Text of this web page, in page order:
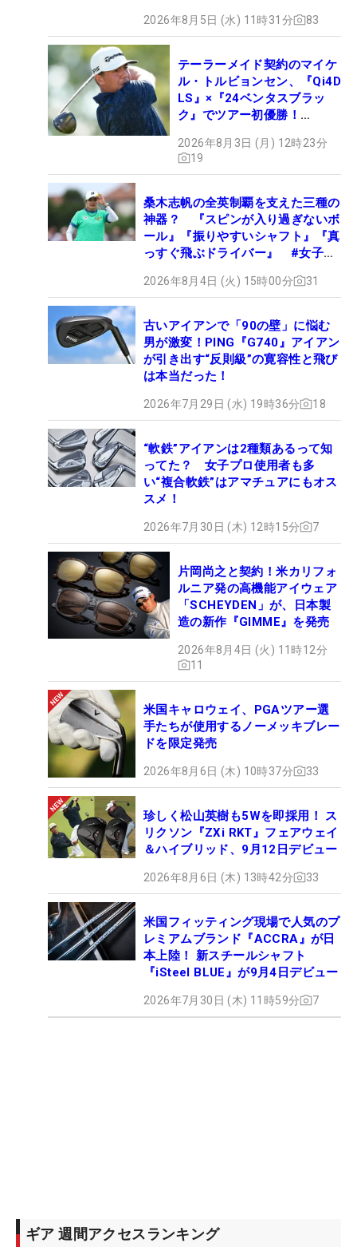
2026年8月5日 (水) 11時31分 83
テーラーメイド契約のマイケ
ル・トルビョンセン、『Qi4D
LS』×『24ベンタスブラッ
ク』でツアー初優勝！
2026年8月3日 (月) 12時23分
19
桑木志帆の全英制覇を支えた三種の
神器？ 『スピンが入り過ぎないボ
ール』『振りやすいシャフト』『真
っすぐ飛ぶドライバー』 #女子プ
2026年8月4日 (火) 15時00分 31
古いアイアンで「90の壁」に悩む
男が激変！PING『G740』アイアン
が引き出す“反則級”の寛容性と飛び
は本当だった！
2026年7月29日 (水) 19時36分 18
“軟鉄”アイアンは2種類あるって知
ってた？ 女子プロ使用者も多
い“複合軟鉄”はアマチュアにもオス
スメ！
2026年7月30日 (木) 12時15分 7
片岡尚之と契約！米カリフォ
ルニア発の高機能アイウェア
「SCHEYDEN」が、日本製
造の新作『GIMME』を発売
2026年8月4日 (火) 11時12分
11
米国キャロウェイ、PGAツアー選
手たちが使用するノーメッキブレー
ドを限定発売
2026年8月6日 (木) 10時37分 33
珍しく松山英樹も5Wを即採用！ ス
リクソン『ZXi RKT』フェアウェイ
＆ハイブリッド、9月12日デビュー
2026年8月6日 (木) 13時42分 33
米国フィッティング現場で人気のプ
レミアムブランド『ACCRA』が日
本上陸！ 新スチールシャフト
『iSteel BLUE』が9月4日デビュー
2026年7月30日 (木) 11時59分 7
ギア 週間アクセスランキング